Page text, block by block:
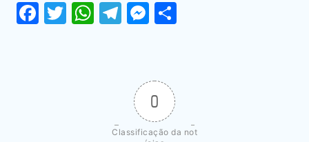
Facebook
Twitter
WhatsApp
Telegram
Messenger
0
Classificação da not